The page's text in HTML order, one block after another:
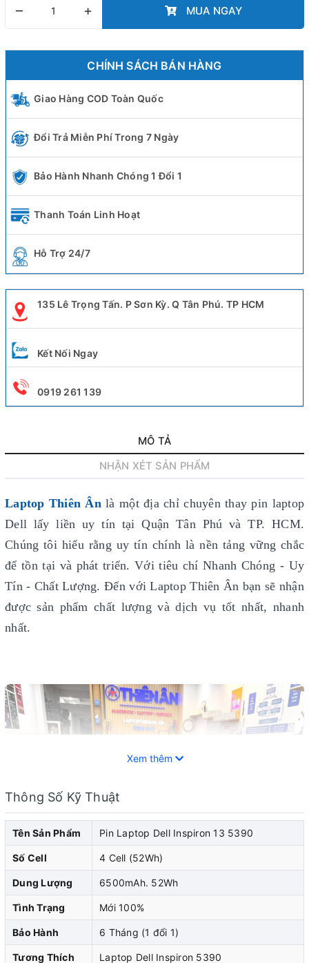
– + MUA NGAY
CHÍNH SÁCH BÁN HÀNG
Giao Hàng COD Toàn Quốc
Đổi Trả Miễn Phí Trong 7 Ngày
Bảo Hành Nhanh Chóng 1 Đổi 1
Thanh Toán Linh Hoạt
Hỗ Trợ 24/7
135 Lê Trọng Tấn. P Sơn Kỳ. Q Tân Phú. TP HCM
Kết Nối Ngay
0919 261 139
MÔ TẢ
NHẬN XÉT SẢN PHẨM
Laptop Thiên Ân là một địa chỉ chuyên thay pin laptop
Dell lấy liền uy tín tại Quận Tân Phú và TP. HCM.
Chúng tôi hiểu rằng uy tín chính là nền tảng vững chắc
để tồn tại và phát triển. Với tiêu chí Nhanh Chóng - Uy
Tín - Chất Lượng. Đến với Laptop Thiên Ân bạn sẽ nhận
được sản phẩm chất lượng và dịch vụ tốt nhất, nhanh
nhất.
Pin laptop Dell đóng vai trò quan trọng trong việc cung
Xem thêm
Thông Số Kỹ Thuật
Tên Sản Phẩm Pin Laptop Dell Inspiron 13 5390
Số Cell 4 Cell (52Wh)
Dung Lượng 6500mAh. 52Wh
Tình Trạng Mới 100%
Bảo Hành 6 Tháng (1 đổi 1)
Tương Thích Laptop Dell Inspiron 5390